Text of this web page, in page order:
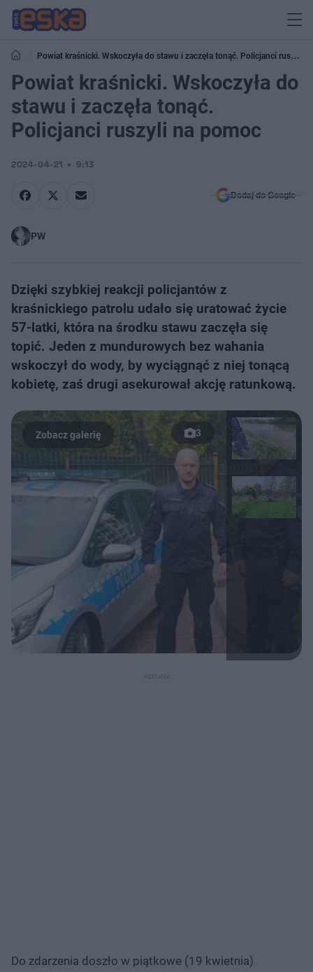
Powiat kraśnicki. Wskoczyła do stawu i zaczęła tonąć. Policjanci ruszyli
na pomoc
Powiat kraśnicki. Wskoczyła do
stawu i zaczęła tonąć.
Policjanci ruszyli na pomoc
2024-04-21 9:13
Dodaj do Google
PW
Dzięki szybkiej reakcji policjantów z
kraśnickiego patrolu udało się uratować życie
57-latki, która na środku stawu zaczęła się
topić. Jeden z mundurowych bez wahania
wskoczył do wody, by wyciągnąć z niej tonącą
kobietę, zaś drugi asekurował akcję ratunkową.
3
Do zdarzenia doszło w piątkowe (19 kwietnia)